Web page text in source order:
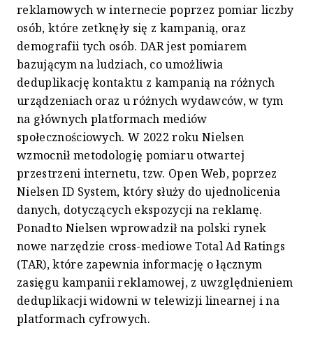
reklamowych w internecie poprzez pomiar liczby
osób, które zetknęły się z kampanią, oraz
demografii tych osób. DAR jest pomiarem
bazującym na ludziach, co umożliwia
deduplikację kontaktu z kampanią na różnych
urządzeniach oraz u różnych wydawców, w tym
na głównych platformach mediów
społecznościowych. W 2022 roku Nielsen
wzmocnił metodologię pomiaru otwartej
przestrzeni internetu, tzw. Open Web, poprzez
Nielsen ID System, który służy do ujednolicenia
danych, dotyczących ekspozycji na reklamę.
Ponadto Nielsen wprowadził na polski rynek
nowe narzędzie cross-mediowe Total Ad Ratings
(TAR), które zapewnia informację o łącznym
zasięgu kampanii reklamowej, z uwzględnieniem
deduplikacji widowni w telewizji linearnej i na
platformach cyfrowych.